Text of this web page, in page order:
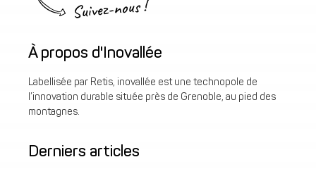
Suivez-nous !
À propos d'Inovallée
Labellisée par Retis, inovallée est une technopole de
l’innovation durable située près de Grenoble, au pied des
montagnes.
Derniers articles